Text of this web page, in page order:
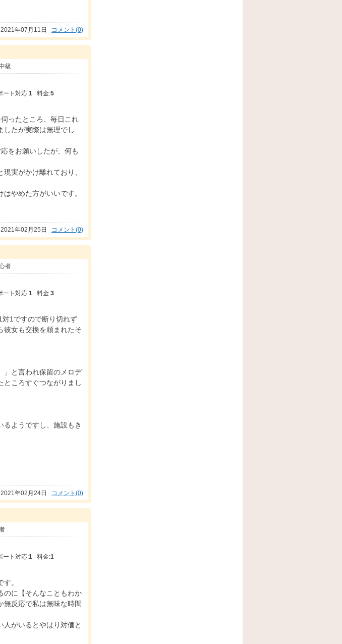
2021年07月11日 コメント(0)
級
ート対応:1 料金:5
ったところ、毎日これ
したが実際は無理でし
をお願いしたが、何も
実がかけ離れており、
やめた方がいいです。
2021年02月25日 コメント(0)
者
ート対応:1 料金:3
1ですので断り切れず
彼女も交換を頼まれたそ
」と言われ保留のメロデ
ところすぐつながりまし
るようですし、施設もき
2021年02月24日 コメント(0)
ート対応:1 料金:1
。
のに【そんなこともわか
無反応で私は無味な時間
人がいるとやはり対価と